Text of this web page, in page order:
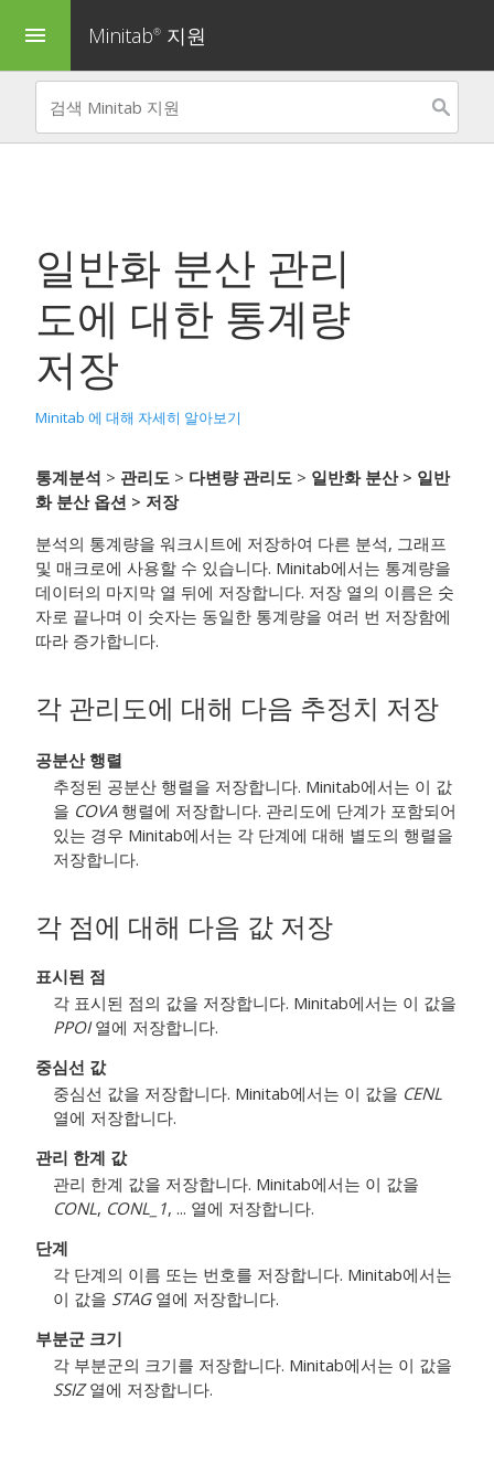
menu Minitab® 지원
일반화 분산 관리
도에 대한 통계량
저장
Minitab 에 대해 자세히 알아보기
통계분석 > 관리도 > 다변량 관리도 > 일반화 분산> 일반
화 분산 옵션 > 저장
분석의 통계량을 워크시트에 저장하여 다른 분석, 그래프
및 매크로에 사용할 수 있습니다. Minitab에서는 통계량을
데이터의 마지막 열 뒤에 저장합니다. 저장 열의 이름은 숫
자로 끝나며 이 숫자는 동일한 통계량을 여러 번 저장함에
따라 증가합니다.
각 관리도에 대해 다음 추정치 저장
공분산 행렬
추정된 공분산 행렬을 저장합니다. Minitab에서는 이 값
을 COVA행렬에 저장합니다. 관리도에 단계가 포함되어
있는 경우 Minitab에서는 각 단계에 대해 별도의 행렬을
저장합니다.
각 점에 대해 다음 값 저장
표시된 점
각 표시된 점의 값을 저장합니다. Minitab에서는 이 값을
PPOI열에 저장합니다.
중심선 값
중심선 값을 저장합니다. Minitab에서는 이 값을 CENL
열에 저장합니다.
관리 한계 값
관리 한계 값을 저장합니다. Minitab에서는 이 값을
CONL, CONL_1, ... 열에 저장합니다.
단계
각 단계의 이름 또는 번호를 저장합니다. Minitab에서는
이 값을 STAG열에 저장합니다.
부분군 크기
각 부분군의 크기를 저장합니다. Minitab에서는 이 값을
SSIZ열에 저장합니다.